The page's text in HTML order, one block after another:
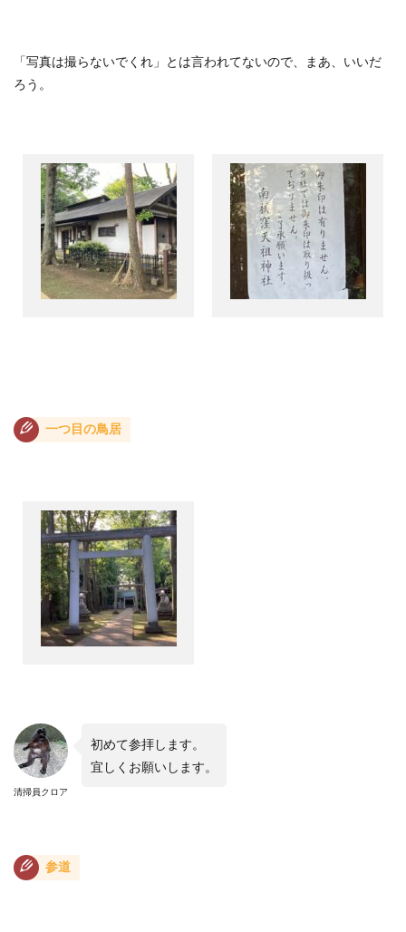
「写真は撮らないでくれ」とは言われてないので、まあ、いいだ
ろう。
一つ目の鳥居
清掃員クロア
初めて参拝します。
宜しくお願いします。
参道